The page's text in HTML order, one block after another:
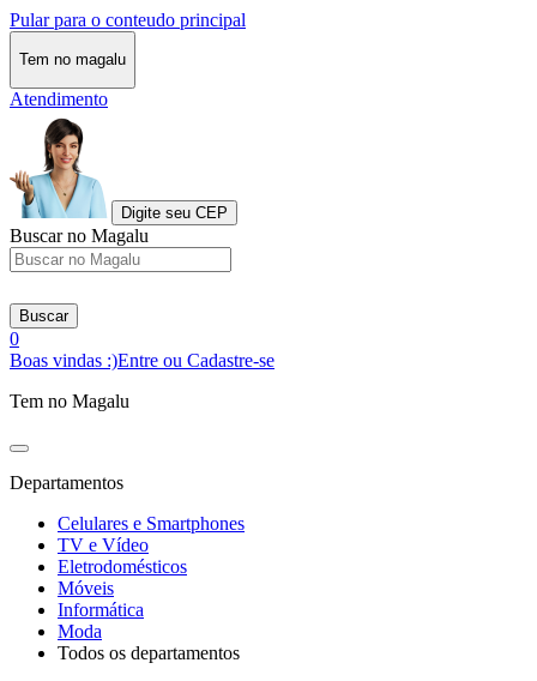
Pular para o conteudo principal
Tem no magalu
Atendimento
Digite seu CEP
Buscar no Magalu
Buscar
0
Boas vindas :)Entre ou Cadastre-se
Tem no Magalu
Departamentos
Celulares e Smartphones
TV e Vídeo
Eletrodomésticos
Móveis
Informática
Moda
Todos os departamentos